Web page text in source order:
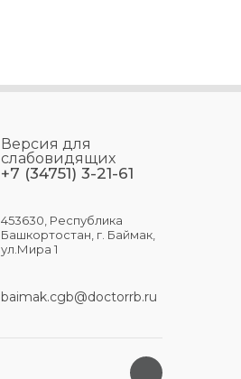
Версия для
слабовидящих
+7 (34751) 3-21-61
453630, Республика
Башкортостан, г. Баймак,
ул.Мира 1
baimak.cgb@doctorrb.ru